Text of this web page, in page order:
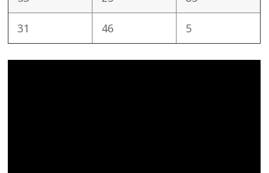
31 46 5